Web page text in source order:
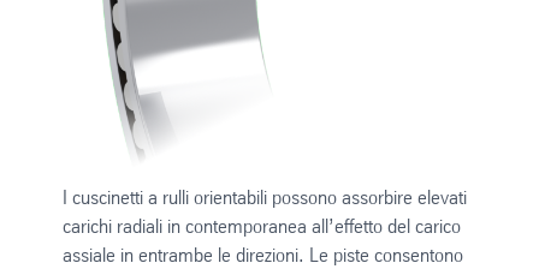
I cuscinetti a rulli orientabili possono assorbire elevati
carichi radiali in contemporanea all’effetto del carico
assiale in entrambe le direzioni. Le piste consentono